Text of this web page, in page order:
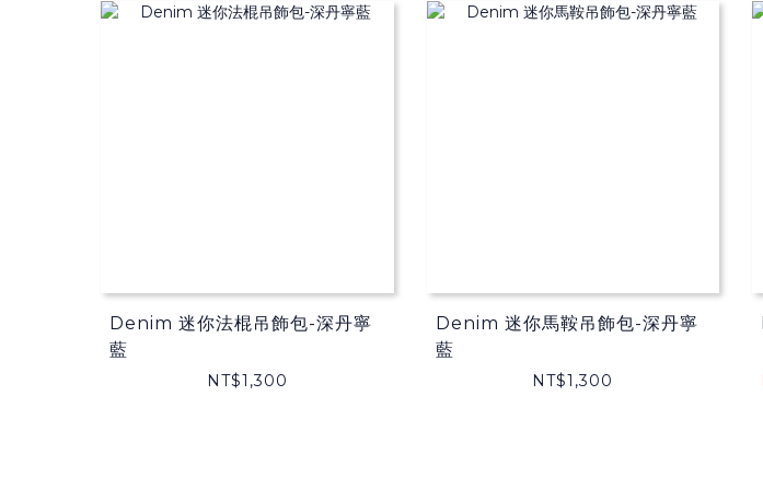
Denim 迷你法棍吊飾包-深丹寧
藍
NT$1,300
Denim 迷你馬鞍吊飾包-深丹寧
藍
NT$1,300